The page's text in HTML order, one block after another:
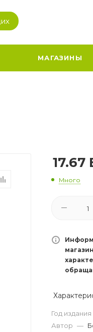
МАГАЗИНЫ
17.67
Много
Год издания
Автор —